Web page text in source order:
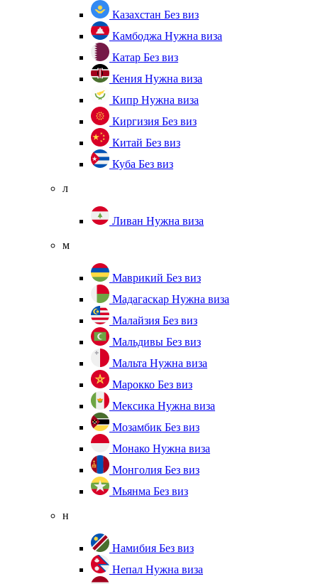
Казахстан Без виз
Камбоджа Нужна виза
Катар Без виз
Кения Нужна виза
Кипр Нужна виза
Киргизия Без виз
Китай Без виз
Куба Без виз
л
Ливан Нужна виза
м
Маврикий Без виз
Мадагаскар Нужна виза
Малайзия Без виз
Мальдивы Без виз
Мальта Нужна виза
Марокко Без виз
Мексика Нужна виза
Мозамбик Без виз
Монако Нужна виза
Монголия Без виз
Мьянма Без виз
н
Намибия Без виз
Непал Нужна виза